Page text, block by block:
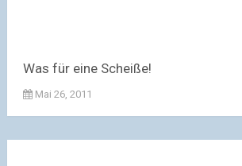
Was für eine Scheiße!
Mai 26, 2011